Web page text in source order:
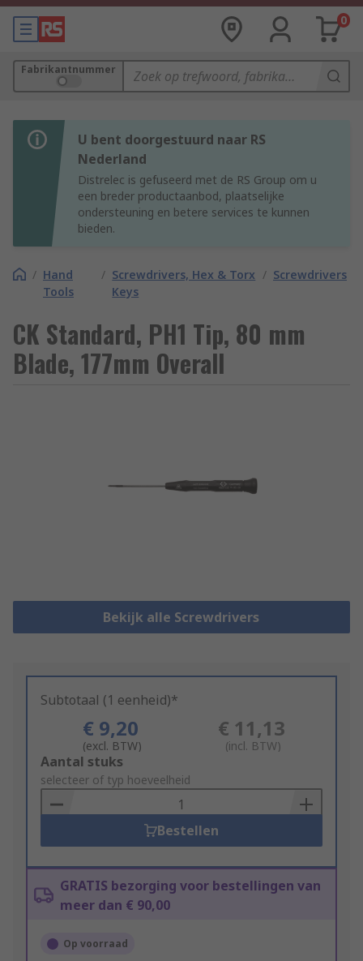
0
Fabrikantnummer
U bent doorgestuurd naar RS
Nederland
Distrelec is gefuseerd met de RS Group om u
een breder productaanbod, plaatselijke
ondersteuning en betere services te kunnen
bieden.
/ Hand
Tools
/ Screwdrivers, Hex & Torx
Keys
/ Screwdrivers
CK Standard, PH1 Tip, 80 mm
Blade, 177mm Overall
Bekijk alle Screwdrivers
Subtotaal (1 eenheid)*
€ 9,20
(excl. BTW)
€ 11,13
(incl. BTW)
Add
to
Basket
Aantal stuks
selecteer of typ hoeveelheid
Bestellen
GRATIS bezorging voor bestellingen van
meer dan € 90,00
Op voorraad